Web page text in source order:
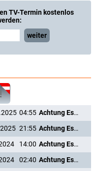
TV-Termin kostenlos
weiter
04:55
Achtung Essen - Was der Convenience-Boom bei uns anrichtet
21:55
Achtung Essen - Was der Convenience-Boom bei uns anrichtet
14:00
Achtung Essen - Was der Convenience-Boom bei uns anrichtet
02:40
Achtung Essen - Was der Convenience-Boom bei uns anrichtet